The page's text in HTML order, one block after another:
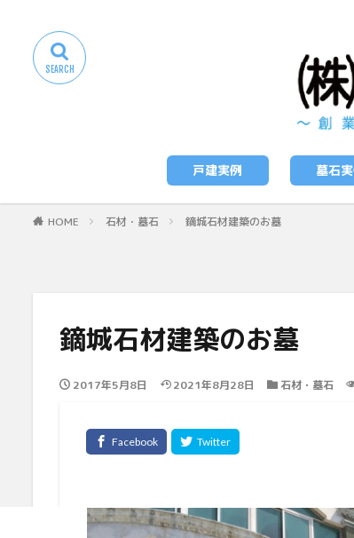
戸建実例 墓石
HOME 石材・墓石 鏑城石材建築のお墓
鏑城石材建築のお墓
2017年5月8日 2021年8月28日 石材・墓石